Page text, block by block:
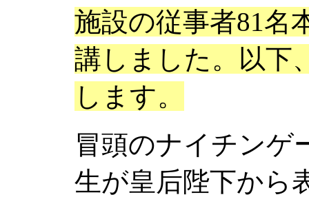
施設の従事者81名
講しました。以下
します。
冒頭のナイチンゲ
生が皇后陛下から